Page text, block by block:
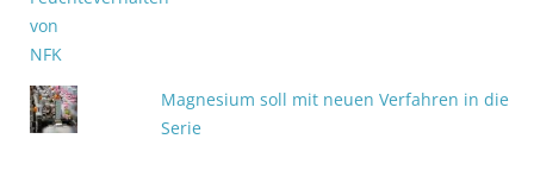
Magnesium soll mit neuen Verfahren in die
Serie